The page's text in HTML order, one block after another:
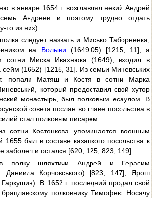
в январе 1654 г. возглавлял некий Андрей
Андреев и поэтому трудно отдать
то из них).
следует назвать и Мисько Таборненка,
на Волыни (1649.05) [1215, 11], а
сотни Миска Ивахнюка (1649), входил в
сейм (1652) [1215, 31]. Из семьи Миневських
попали Матяш и Костя в сотни Марка
который предоставил свой хутор
монастырь, был полковым есаулом. В
совета послан во главе посольства в
стал полковым писарем.
сотни Костенкова упоминается военным
был в составе казацкого посольства к
заболел и остался [620, 125; 823, 149].
в полку шляхтичи Андрей и Герасим
Даниила Корчовського) [823, 147], Ярош
Гаркушин). В 1652 г. последний продал свой
полковнику Тимофею Носачу